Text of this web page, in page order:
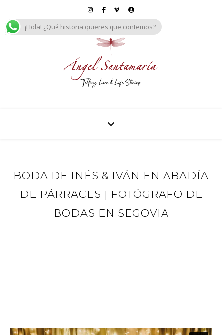
BODA DE INÉS & IVÁN EN ABADÍA
DE PÁRRACES | FOTÓGRAFO DE
BODAS EN SEGOVIA
¡Hola! ¿Qué historia quieres que contemos?